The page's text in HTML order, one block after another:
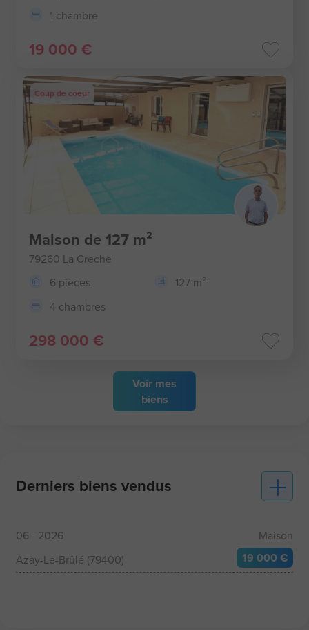
Voir mes
biens
1 chambre
19 000 €
Coup de coeur
Maison de 127 m²
79260 La Creche
6 pièces
127 m²
4 chambres
298 000 €
Derniers biens vendus
06 - 2026
Maison
Azay-Le-Brûlé (79400)
19 000 €